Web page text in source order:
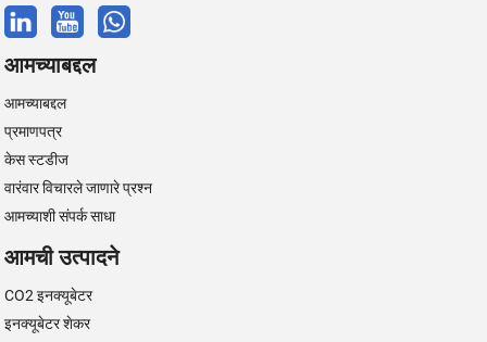
आमच्याबद्दल
आमच्याबद्दल
प्रमाणपत्र
केस स्टडीज
वारंवार विचारले जाणारे प्रश्न
आमच्याशी संपर्क साधा
आमची उत्पादने
CO2 इनक्यूबेटर
इनक्यूबेटर शेकर